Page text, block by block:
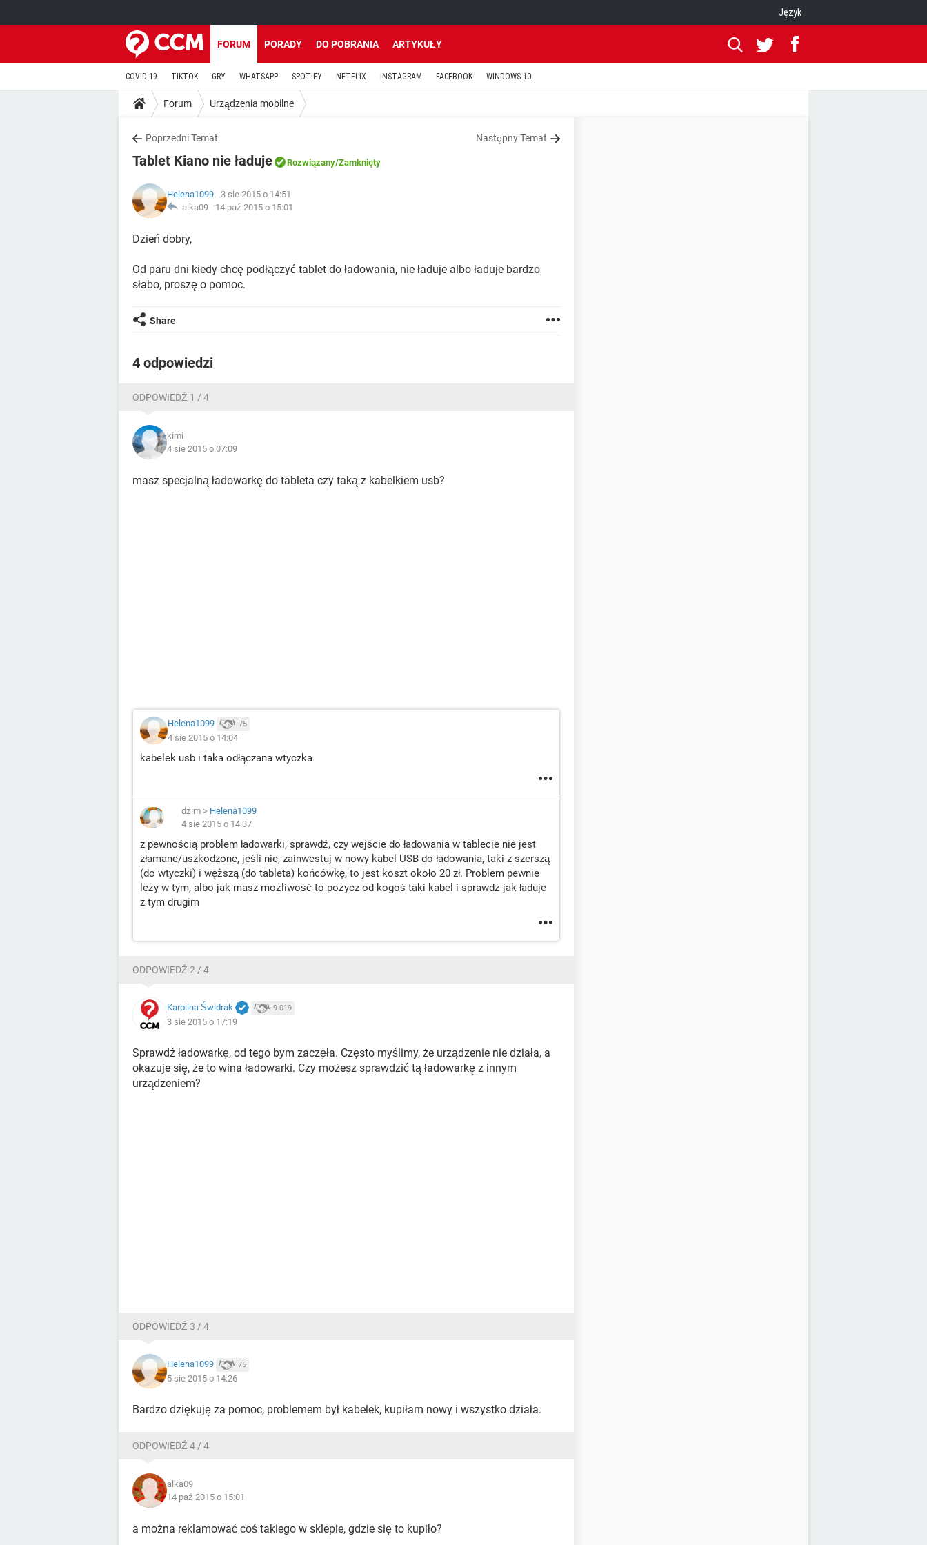
Język
FORUM PORADY DO POBRANIA ARTYKUŁY
COVID-19 TIKTOK GRY WHATSAPP SPOTIFY NETFLIX INSTAGRAM FACEBOOK WINDOWS 10
Forum Urządzenia mobilne
Poprzedni Temat Następny Temat
Tablet Kiano nie ładuje Rozwiązany/Zamknięty
Helena1099 - 3 sie 2015 o 14:51
alka09 - 14 paź 2015 o 15:01
Dzień dobry,
Od paru dni kiedy chcę podłączyć tablet do ładowania, nie ładuje albo ładuje bardzo
słabo, proszę o pomoc.
Share
4 odpowiedzi
ODPOWIEDŹ 1 / 4
kimi
4 sie 2015 o 07:09
masz specjalną ładowarkę do tableta czy taką z kabelkiem usb?
Helena1099 75
4 sie 2015 o 14:04
kabelek usb i taka odłączana wtyczka
dżim > Helena1099
4 sie 2015 o 14:37
z pewnością problem ładowarki, sprawdź, czy wejście do ładowania w tablecie nie jest
złamane/uszkodzone, jeśli nie, zainwestuj w nowy kabel USB do ładowania, taki z szerszą
(do wtyczki) i węższą (do tableta) końcówkę, to jest koszt około 20 zł. Problem pewnie
leży w tym, albo jak masz możliwość to pożycz od kogoś taki kabel i sprawdź jak ładuje
z tym drugim
ODPOWIEDŹ 2 / 4
Karolina Świdrak 9 019
3 sie 2015 o 17:19
Sprawdź ładowarkę, od tego bym zaczęła. Często myślimy, że urządzenie nie działa, a
okazuje się, że to wina ładowarki. Czy możesz sprawdzić tą ładowarkę z innym
urządzeniem?
ODPOWIEDŹ 3 / 4
Helena1099 75
5 sie 2015 o 14:26
Bardzo dziękuję za pomoc, problemem był kabelek, kupiłam nowy i wszystko działa.
ODPOWIEDŹ 4 / 4
alka09
14 paź 2015 o 15:01
a można reklamować coś takiego w sklepie, gdzie się to kupiło?